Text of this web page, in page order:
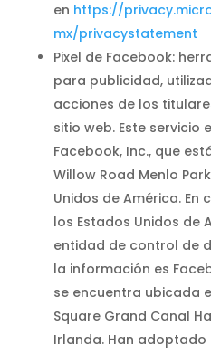
en https://
mx/privacystatement
Pixel de Facebook:
para publicidad,
acciones de los
sitio web. Este
Facebook, Inc., que
Willow Road Menlo
Unidos de América.
los Estados Unidos de
entidad de control de
la información es
se encuentra ubicada
Square Grand Canal
Irlanda. Han